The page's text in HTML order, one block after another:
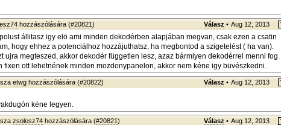
hozzászólására (#20821) Válasz • Aug 12, 2013
állitasz igy elö ami minden dekodérben alapjában megvan, csak ezen a csatin
hogy ehhez a potenciálhoz hozzájuthatsz, ha megbontod a szigetelést ( ha van).
ujra megteszed, akkor dekodér független lesz, azaz bármiyen dekodérrel menni fog.
fixen ott lehetnének minden mozdonypanelon, akkor nem kéne igy büvészkedni.
etwg hozzászólására (#20822) Válasz • Aug 12, 2013
kéne legyen.
zsolesz74 hozzászólására (#20821) Válasz • Aug 12, 2013